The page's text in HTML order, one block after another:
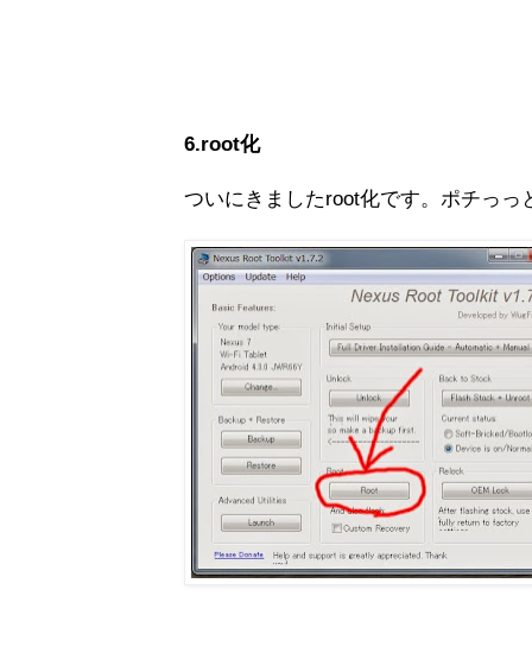
6.root化
ついにきましたroot化です。ポチっっ